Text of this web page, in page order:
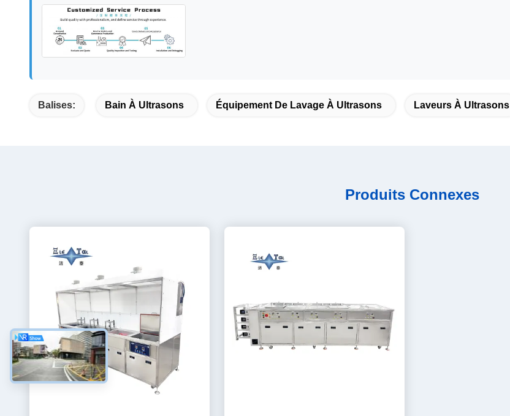
Balises: Bain À Ultrasons Équipement De Lavage À Ultrasons Laveurs À Ultrasons
Produits Connexes